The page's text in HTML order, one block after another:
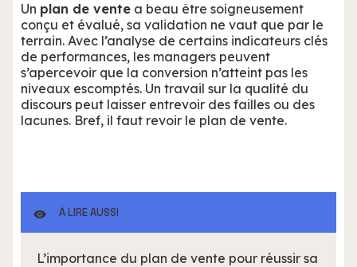
Un plan de vente a beau être soigneusement
conçu et évalué, sa validation ne vaut que par le
terrain. Avec l’analyse de certains indicateurs clés
de performances, les managers peuvent
s’apercevoir que la conversion n’atteint pas les
niveaux escomptés. Un travail sur la qualité du
discours peut laisser entrevoir des failles ou des
lacunes. Bref, il faut revoir le plan de vente.
À LIRE AUSSI
L’importance du plan de vente pour réussir sa